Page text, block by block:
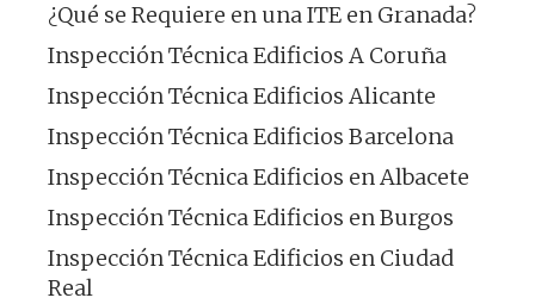
¿Qué se Requiere en una ITE en Granada?
Inspección Técnica Edificios A Coruña
Inspección Técnica Edificios Alicante
Inspección Técnica Edificios Barcelona
Inspección Técnica Edificios en Albacete
Inspección Técnica Edificios en Burgos
Inspección Técnica Edificios en Ciudad
Real